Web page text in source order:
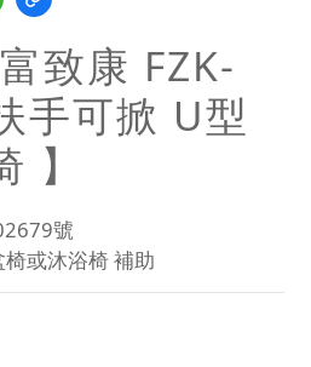
致康 FZK-
手可掀 U型
】
號
或沐浴椅 補助